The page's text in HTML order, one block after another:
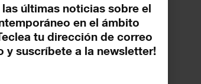
últimas noticias sobre el
en el ámbito
tu dirección de correo
y suscríbete a la newsletter!